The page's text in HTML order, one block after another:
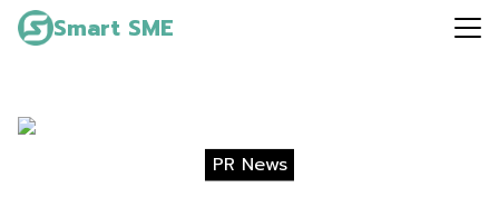
Smart SME
PR News